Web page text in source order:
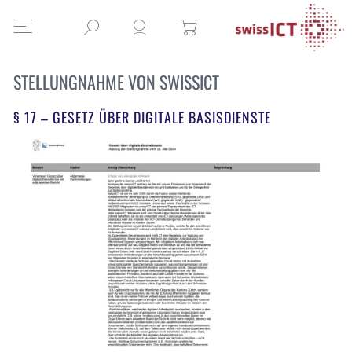
STELLUNGNAHME VON SWISSICT
§ 17 – GESETZ ÜBER DIGITALE BASISDIENSTE